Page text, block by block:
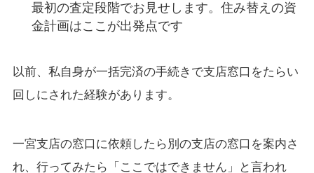
最初の査定段階でお見せします。住み替えの資
金計画はここが出発点です
以前、私自身が一括完済の手続きで支店窓口をたらい
回しにされた経験があります。
一宮支店の窓口に依頼したら別の支店の窓口を案内さ
れ、行ってみたら「ここではできません」と言われ